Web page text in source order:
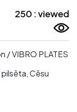
250 : viewed
/ VIBRO PLATES
pilsēta, Cēsu